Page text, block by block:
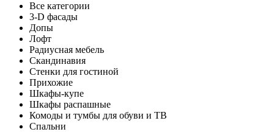
Все категории
3-D фасады
Допы
Лофт
Радиусная мебель
Скандинавия
Стенки для гостиной
Прихожие
Шкафы-купе
Шкафы распашные
Комоды и тумбы для обуви и ТВ
Спальни